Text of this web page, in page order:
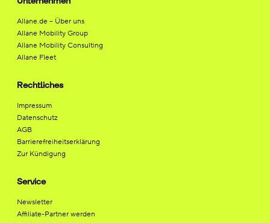
Allane.de – Über uns
Allane Mobility Group
Allane Mobility Consulting
Allane Fleet
Rechtliches
Impressum
Datenschutz
AGB
Barrierefreiheitserklärung
Zur Kündigung
Service
Newsletter
Affiliate-Partner werden